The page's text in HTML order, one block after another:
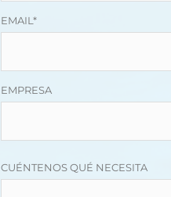
EMAIL*
EMPRESA
CUÉNTENOS QUÉ NECESITA